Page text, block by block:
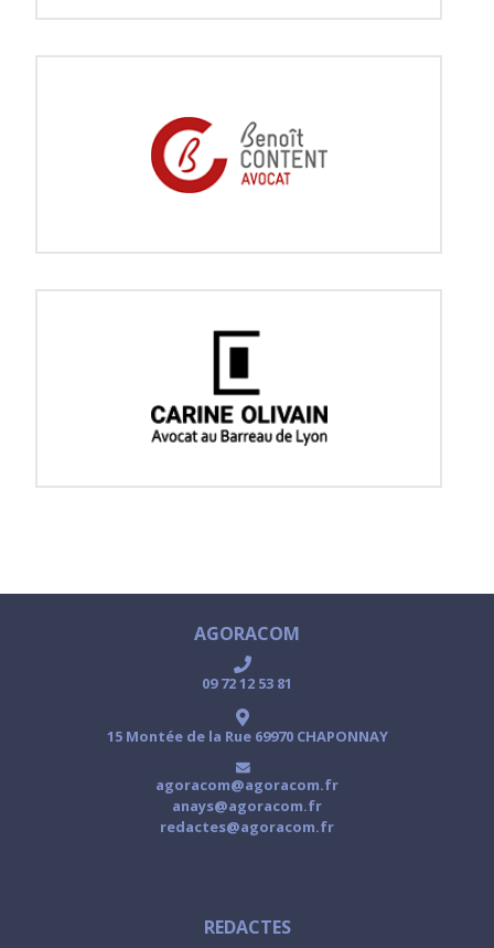
AGORACOM
09 72 12 53 81
15 Montée de la Rue 69970 CHAPONNAY
agoracom@agoracom.fr
anays@agoracom.fr
redactes@agoracom.fr
REDACTES